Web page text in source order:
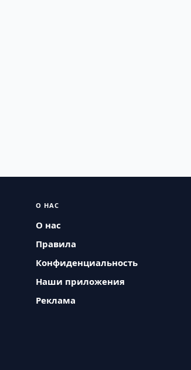
О НАС
О нас
Правила
Конфиденциальность
Наши приложения
Реклама